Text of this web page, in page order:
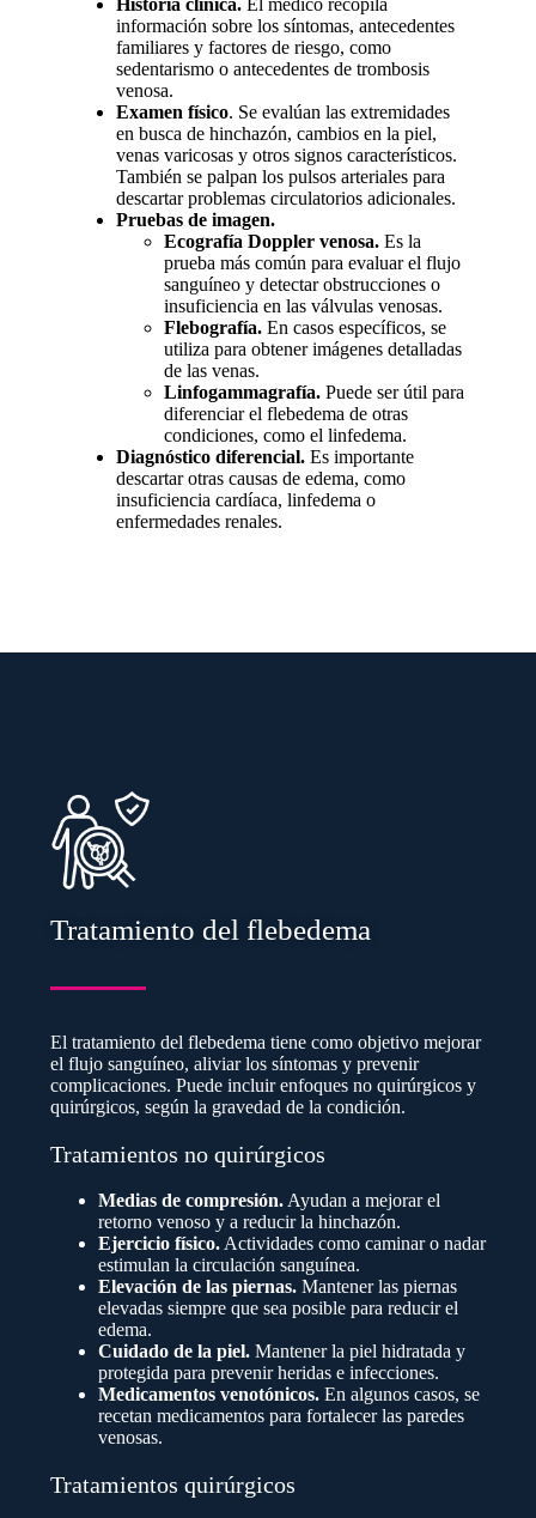
Historia clínica.El médico recopila
información sobre los síntomas, antecedentes
familiares y factores de riesgo, como
sedentarismo o antecedentes de trombosis
venosa.
Examen físico. Se evalúan las extremidades
en busca de hinchazón, cambios en la piel,
venas varicosas y otros signos característicos.
También se palpan los pulsos arteriales para
descartar problemas circulatorios adicionales.
Pruebas de imagen.
Ecografía Doppler venosa.Es la
prueba más común para evaluar el flujo
sanguíneo y detectar obstrucciones o
insuficiencia en las válvulas venosas.
Flebografía.En casos específicos, se
utiliza para obtener imágenes detalladas
de las venas.
Linfogammagrafía.Puede ser útil para
diferenciar el flebedema de otras
condiciones, como el linfedema.
Diagnóstico diferencial.Es importante
descartar otras causas de edema, como
insuficiencia cardíaca, linfedema o
enfermedades renales.
Tratamiento del flebedema
El tratamiento del flebedema tiene como objetivo mejorar
el flujo sanguíneo, aliviar los síntomas y prevenir
complicaciones. Puede incluir enfoques no quirúrgicos y
quirúrgicos, según la gravedad de la condición.
Tratamientos no quirúrgicos
Medias de compresión.Ayudan a mejorar el
retorno venoso y a reducir la hinchazón.
Ejercicio físico.Actividades como caminar o nadar
estimulan la circulación sanguínea.
Elevación de las piernas.Mantener las piernas
elevadas siempre que sea posible para reducir el
edema.
Cuidado de la piel.Mantener la piel hidratada y
protegida para prevenir heridas e infecciones.
Medicamentos venotónicos.En algunos casos, se
recetan medicamentos para fortalecer las paredes
venosas.
Tratamientos quirúrgicos